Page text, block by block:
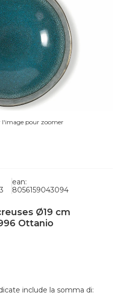
l'image pour zoomer
ean:
8056159043094
Ø19 cm
Ottanio
include la somma di: